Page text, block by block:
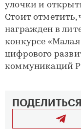
улочки и
Стоит отметить,
награжден в
конкурсе
цифрового
коммуникаций